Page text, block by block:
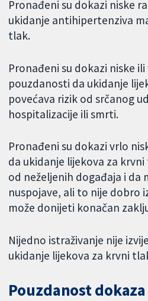
Pronađeni su dokazi niske
ukidanje antihipertenziva
tlak.
Pronađeni su dokazi niske
pouzdanosti da ukidanje
povećava rizik od srčanog
hospitalizacije ili smrti.
Pronađeni su dokazi vrlo
da ukidanje lijekova za
od neželjenih događaja i da
nuspojave, ali to nije dobro
može donijeti konačan
Nijedno istraživanje nije
ukidanje lijekova za krvni
Pouzdanost dokaza